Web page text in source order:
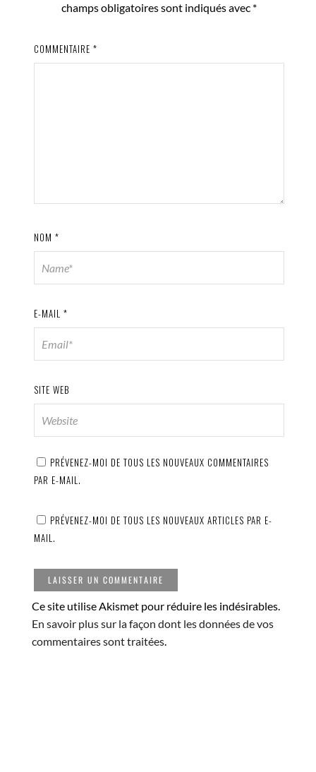
champs obligatoires sont indiqués avec *
COMMENTAIRE *
NOM *
E-MAIL *
SITE WEB
PRÉVENEZ-MOI DE TOUS LES NOUVEAUX COMMENTAIRES
PAR E-MAIL.
PRÉVENEZ-MOI DE TOUS LES NOUVEAUX ARTICLES PAR E-
MAIL.
Ce site utilise Akismet pour réduire les indésirables.
En savoir plus sur la façon dont les données de vos
commentaires sont traitées